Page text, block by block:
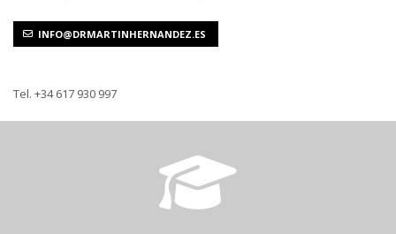
INFO@DRMARTINHERNANDEZ.ES
Tel. +34 617 930 997